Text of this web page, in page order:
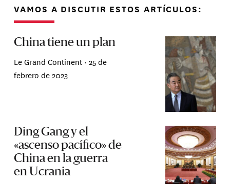
VAMOS A DISCUTIR ESTOS ARTÍCULOS:
China tiene un plan
Le Grand Continent •25 de
febrero de 2023
Ding Gang y el
«ascenso pacífico» de
China en la guerra
en Ucrania